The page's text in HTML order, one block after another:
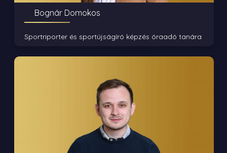
Bognár Domokos
Sportriporter és sportújságíró képzés óraadó tanára